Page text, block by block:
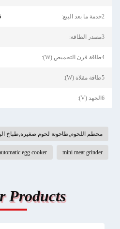
2خدمة ما بعد البيع:
3مصدر الطاقة:
4طاقة فرن التحميص (W):
5طاقة مقلاة (W):
6الجهد (V):
محطم اللحوم,طاحونة لحوم صغيرة,طباخ
mini meat grinder
egg cooker
Products